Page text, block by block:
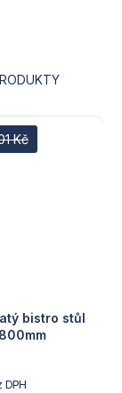
bistro stůl
DPH
Kč